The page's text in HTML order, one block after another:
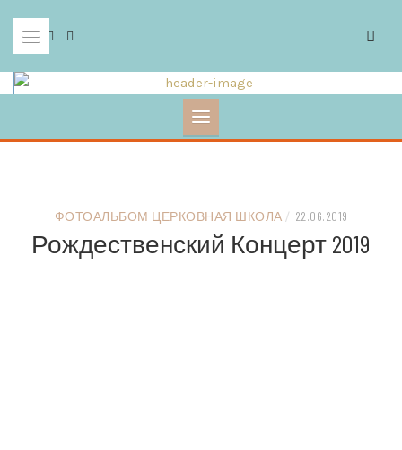
content
ФОТОАЛЬБОМ ЦЕРКОВНАЯ ШКОЛА / 22.06.2019
Рождественский Концерт 2019